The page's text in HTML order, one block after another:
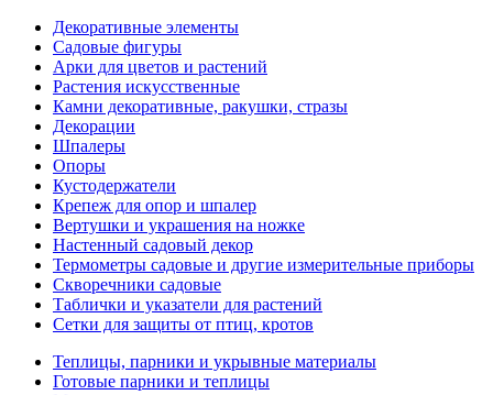
Декоративные элементы
Садовые фигуры
Арки для цветов и растений
Растения искусственные
Камни декоративные, ракушки, стразы
Декорации
Шпалеры
Опоры
Кустодержатели
Крепеж для опор и шпалер
Вертушки и украшения на ножке
Настенный садовый декор
Термометры садовые и другие измерительные приборы
Скворечники садовые
Таблички и указатели для растений
Сетки для защиты от птиц, кротов
Теплицы, парники и укрывные материалы
Готовые парники и теплицы